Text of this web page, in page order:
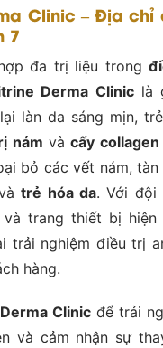
Clinic – Địa chỉ
7
đa trị liệu trong
Derma Cliniclà
làn da sáng mịn,
nám vàcấy
bỏ các vết nám, tàn
trẻ hóa da. Với đội
và trang thiết bị hiện
trải nghiệm điều trị
hàng.
Clinic để trải
và cảm nhận sự